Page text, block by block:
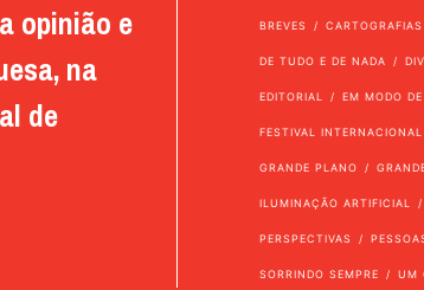
opinião e
na
de
BREVES CARTOGRAFIAS
DE TUDO E DE NADA
EDITORIAL EM MODO
FESTIVAL
GRANDE PLANO
ILUMINAÇÃO ARTIFICIAL
PERSPECTIVAS
SORRINDO SEMPRE UM